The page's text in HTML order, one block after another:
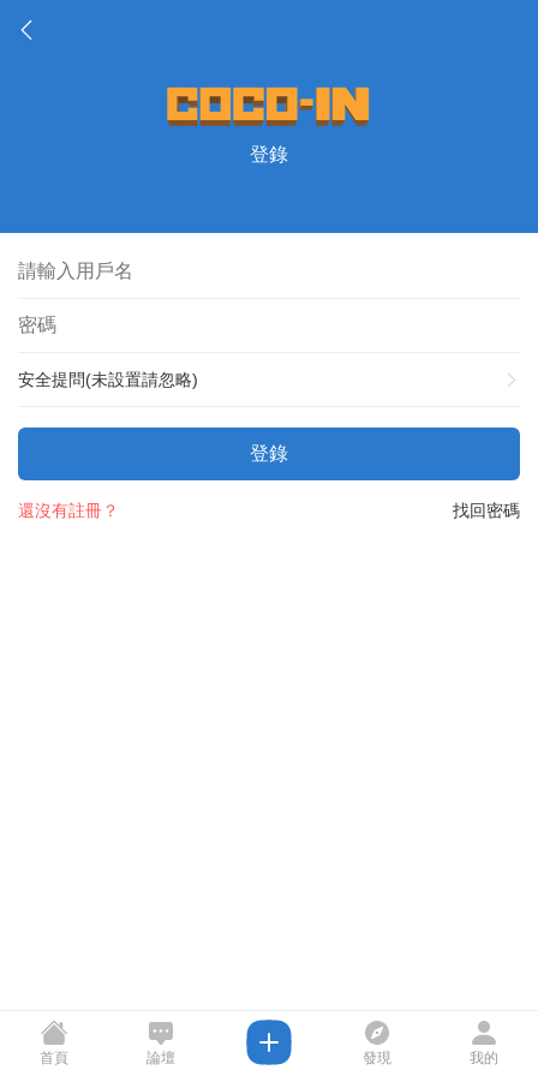
登錄
安全提問(未設置請忽略)
登錄
找回密碼
還沒有註冊？
首頁 論壇 發現 我的